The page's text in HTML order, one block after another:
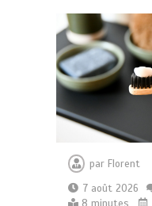
parFlorent
7 août 2026